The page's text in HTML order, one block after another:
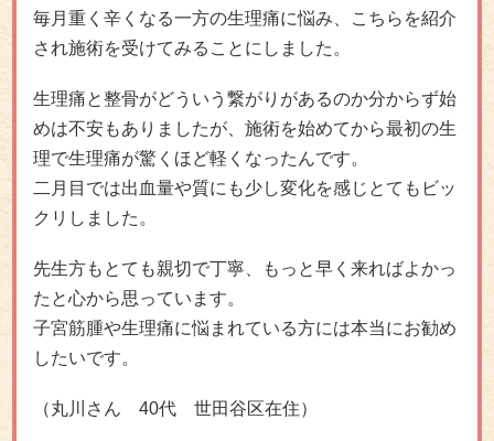
毎月重く辛くなる一方の生理痛に悩み、こちらを紹介
され施術を受けてみることにしました。
生理痛と整骨がどういう繋がりがあるのか分からず始
めは不安もありましたが、施術を始めてから最初の生
理で生理痛が驚くほど軽くなったんです。
二月目では出血量や質にも少し変化を感じとてもビッ
クリしました。
先生方もとても親切で丁寧、もっと早く来ればよかっ
たと心から思っています。
子宮筋腫や生理痛に悩まれている方には本当にお勧め
したいです。
（丸川さん 40代 世田谷区在住）